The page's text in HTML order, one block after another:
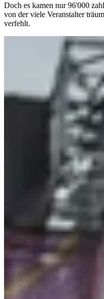
Doch es kamen nur 96'000
von der viele Veranstalter
verfehlt.